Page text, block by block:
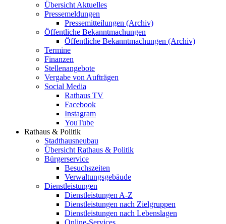
Übersicht Aktuelles
Pressemeldungen
Pressemitteilungen (Archiv)
Öffentliche Bekanntmachungen
Öffentliche Bekanntmachungen (Archiv)
Termine
Finanzen
Stellenangebote
Vergabe von Aufträgen
Social Media
Rathaus TV
Facebook
Instagram
YouTube
Rathaus & Politik
Stadthausneubau
Übersicht Rathaus & Politik
Bürgerservice
Besuchszeiten
Verwaltungsgebäude
Dienstleistungen
Dienstleistungen A-Z
Dienstleistungen nach Zielgruppen
Dienstleistungen nach Lebenslagen
Online-Services